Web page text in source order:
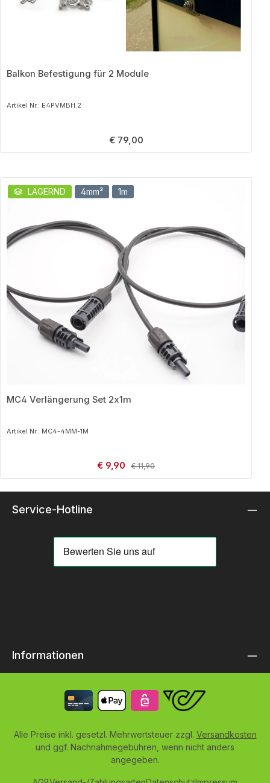
Balkon Befestigung für 2 Module
Artikel Nr.: E4PVMBH.2
Regulärer Preis:
€ 79,00
Produktgalerie überspringen
LAGERND 4mm² 1m
MC4 Verlängerung Set 2x1m
Artikel Nr.: MC4-4MM-1M
Verkaufspreis:
€ 9,90 Regulärer Preis:
€ 11,90
Service-Hotline
Informationen
Alle Preise inkl. gesetzl. Mehrwertsteuer zzgl. Versandkosten
und ggf. Nachnahmegebühren, wenn nicht anders
angegeben.